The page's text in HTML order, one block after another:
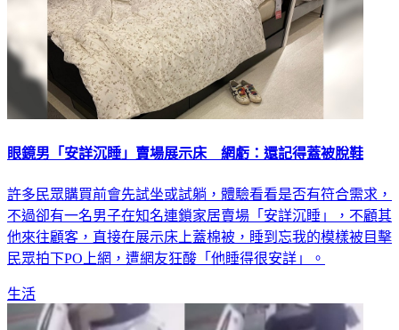
眼鏡男「安詳沉睡」賣場展示床 網虧：還記得蓋被脫鞋
許多民眾購買前會先試坐或試躺，體驗看看是否有符合需求，
不過卻有一名男子在知名連鎖家居賣場「安詳沉睡」，不顧其
他來往顧客，直接在展示床上蓋棉被，睡到忘我的模樣被目擊
民眾拍下PO上網，遭網友狂酸「他睡得很安詳」。
生活